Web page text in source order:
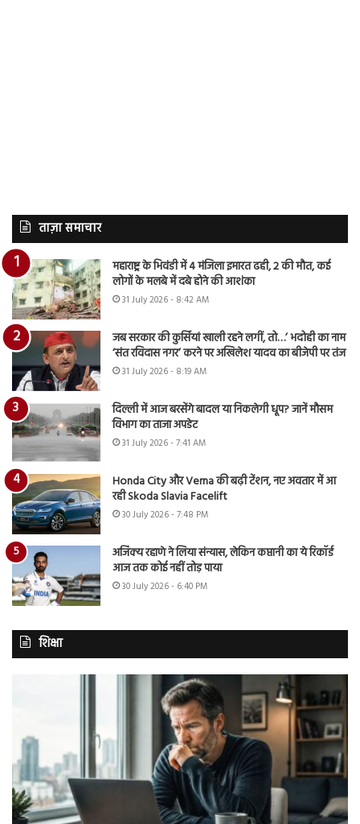
ताज़ा समाचार
महाराष्ट्र के भिवंडी में 4 मंजिला इमारत ढही, 2 की मौत, कई
लोगों के मलबे में दबे होने की आशंका
31 July 2026 - 8:42 AM
जब सरकार की कुर्सियां खाली रहने लगीं, तो…’ भदोही का नाम
‘संत रविदास नगर’ करने पर अखिलेश यादव का बीजेपी पर तंज
31 July 2026 - 8:19 AM
दिल्ली में आज बरसेंगे बादल या निकलेगी धूप? जानें मौसम
विभाग का ताजा अपडेट
31 July 2026 - 7:41 AM
Honda City और Verna की बढ़ी टेंशन, नए अवतार में आ
रही Skoda Slavia Facelift
30 July 2026 - 7:48 PM
अजिंक्य रहाणे ने लिया संन्यास, लेकिन कप्तानी का ये रिकॉर्ड
आज तक कोई नहीं तोड़ पाया
30 July 2026 - 6:40 PM
शिक्षा